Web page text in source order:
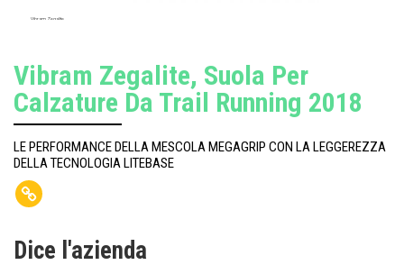
Vibram Zegalite
Vibram Zegalite, Suola Per
Calzature Da Trail Running 2018
LE PERFORMANCE DELLA MESCOLA MEGAGRIP CON LA LEGGEREZZA
DELLA TECNOLOGIA LITEBASE
Dice l'azienda